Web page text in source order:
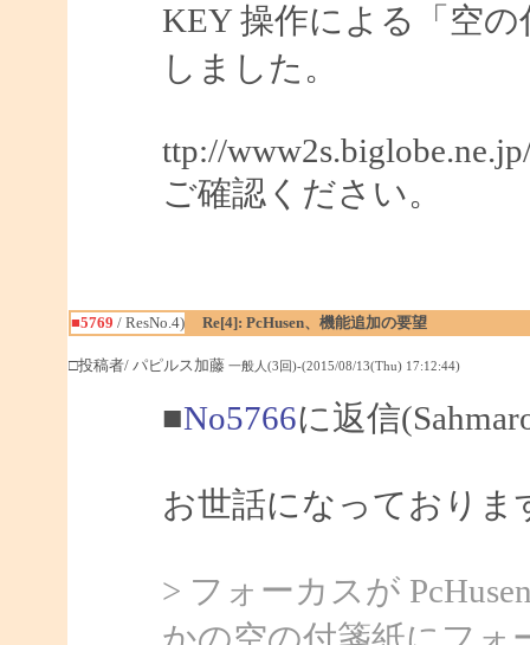
KEY 操作による「空
しました。
ttp://
ご確認ください。
■5769 / ResNo.4) Re[4]: PcHusen、機能追加の要望
□投稿者/ パピルス加藤 一般人(3回)-(2015/08/13(Thu) 17:12:44)
■No5766に返信
お世話になっておりま
> フォーカスが